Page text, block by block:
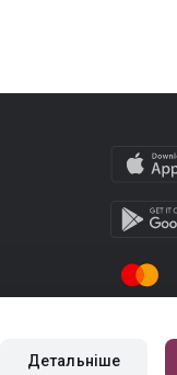
Детальніше
Угода